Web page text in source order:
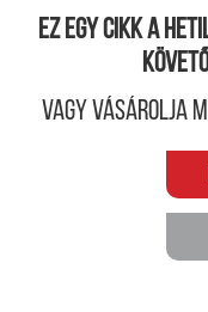
Ez egy cikk a
Vagy vásárolja